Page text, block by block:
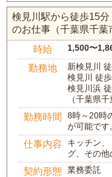
検見川駅から徒歩15
のお仕事（千葉県千葉
時給 1,500〜
勤務地
新検見川
検見川 徒
検見川浜
（千葉県
勤務時間
8時～20時
が可能です
仕事内容
キッチン
グ、その他
契約形態 業務委託